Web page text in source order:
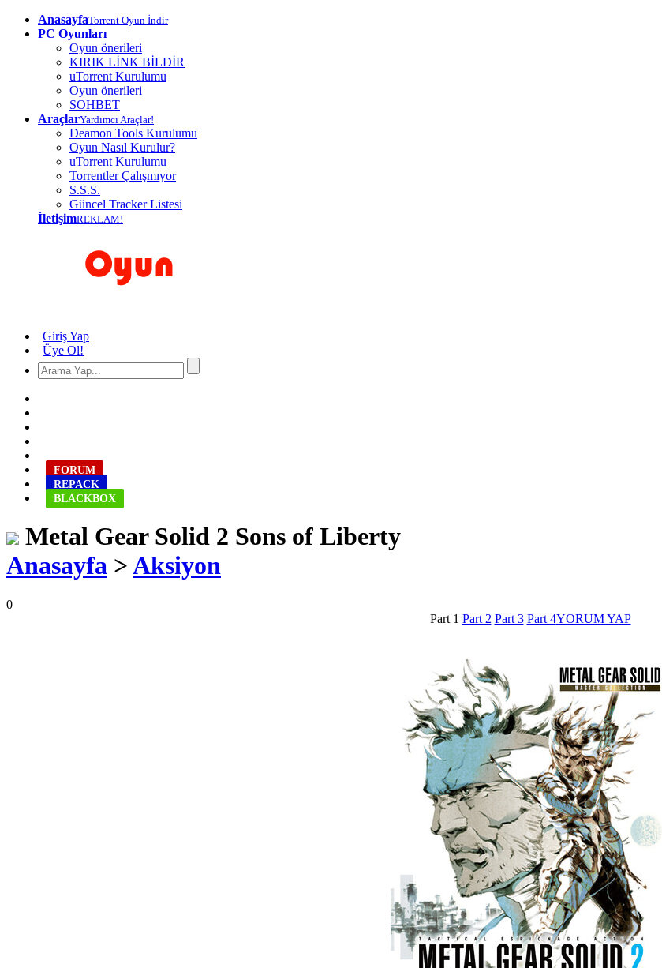
AnasayfaTorrent Oyun İndir
PC Oyunları
Oyun önerileri
KIRIK LİNK BİLDİR
uTorrent Kurulumu
Oyun önerileri
SOHBET
AraçlarYardımcı Araçlar!
Deamon Tools Kurulumu
Oyun Nasıl Kurulur?
uTorrent Kurulumu
Torrentler Çalışmıyor
S.S.S.
Güncel Tracker Listesi
İletişimREKLAM!
Giriş Yap
Üye Ol!
FORUM
REPACK
BLACKBOX
Metal Gear Solid 2 Sons of Liberty
Anasayfa >Aksiyon
0
Part 1 Part 2 Part 3 Part 4YORUM YAP